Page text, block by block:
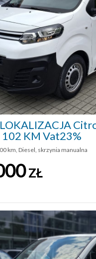
102 KM Vat23%
km, Diesel, skrzynia manualna
ZŁ